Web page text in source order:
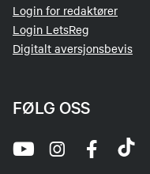
Login for redaktører
Login LetsReg
Digitalt aversjonsbevis
FØLG OSS